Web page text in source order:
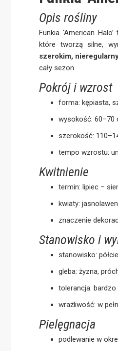
Opis rośliny
Funkia ‘American Halo’
które tworzą silne,
szerokim,
cały sezon.
Pokrój i wzrost
forma: kępiasta,
wysokość: 60–70
szerokość:
tempo wzrostu:
Kwitnienie
termin: lipiec –
kwiaty:
znaczenie
Stanowisko i
stanowisko:
gleba: żyzna,
tolerancja:
wrażliwość: w
Pielęgnacja
podlewanie w